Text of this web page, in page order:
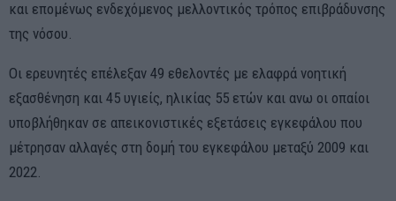
και επομένως ενδεχόμενος μελλοντικός τρόπος επιβράδυνσης
της νόσου.
Οι ερευνητές επέλεξαν 49 εθελοντές με ελαφρά νοητική
εξασθένηση και 45 υγιείς, ηλικίας 55 ετών και ανω οι οπαίοι
υποβλήθηκαν σε απεικονιστικές εξετάσεις εγκεφάλου που
μέτρησαν αλλαγές στη δομή του εγκεφάλου μεταξύ 2009 και
2022.